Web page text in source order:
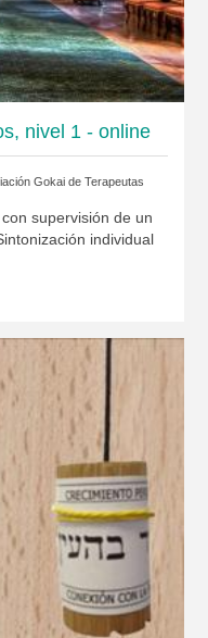
nivel 1 - online
Gokai de Terapeutas
supervisión de un
individual